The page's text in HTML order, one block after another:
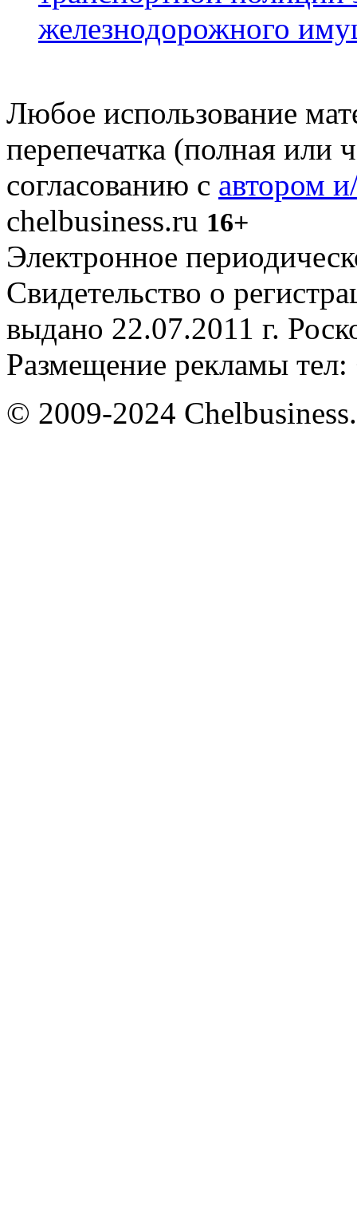
железнодорожного
Любое использование
перепечатка (полная или
согласованию с автором
chelbusiness.ru 16+
Электронное
Свидетельство о
выдано 22.07.2011 г.
Размещение рекламы
© 2009-2024